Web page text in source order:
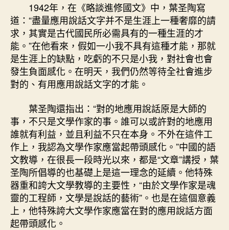
1942年，在《略談進修國文》中，葉圣陶寫
道：“盡量應用說話文字并不是生涯上一種奢靡的請
求，其實是古代國民所必需具有的一種生涯的才
能。”在他看來，假如一小我不具有這種才能，那就
是生涯上的缺點，吃虧的不只是小我，對社會也會
發生負面感化。在明天，我們仍然等待全社會進步
對的、有用應用說話文字的才能。
葉圣陶還指出：“對的地應用說話原是大師的
事，不只是文學作家的事。誰可以或許對的地應用
誰就有利益，並且利益不只在本身。不外在這件工
作上，我認為文學作家應當起帶頭感化。”中國的語
文教導，在很長一段時光以來，都是“文章”講授，葉
圣陶所倡導的也基礎上是這一理念的延續。他特殊
器重和誇大文學教導的主要性，“由於文學作家是魂
靈的工程師，文學是說話的藝術”。也是在這個意義
上，他特殊誇大文學作家應當在對的應用說話方面
起帶頭感化。